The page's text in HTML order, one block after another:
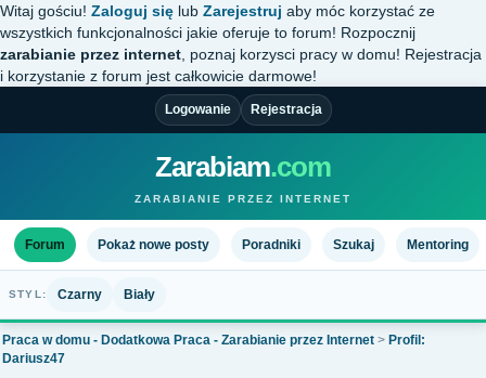
Witaj gościu! Zaloguj się lub Zarejestruj aby móc korzystać ze
wszystkich funkcjonalności jakie oferuje to forum! Rozpocznij
zarabianie przez internet , poznaj korzysci pracy w domu! Rejestracja
i korzystanie z forum jest całkowicie darmowe!
Logowanie Rejestracja
Zarabiam.com
ZARABIANIE PRZEZ INTERNET
Forum Pokaż nowe posty Poradniki Szukaj Mentoring
STYL: Czarny Biały
Praca w domu - Dodatkowa Praca - Zarabianie przez Internet > Profil:
Dariusz47